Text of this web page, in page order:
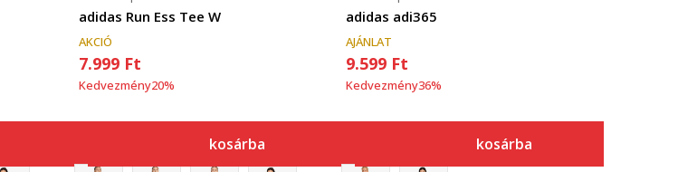
adidas Run Ess Tee W
AKCIÓ
7.999 Ft
Kedvezmény20%
kosárba
adidas adi365
AJÁNLAT
9.599 Ft
Kedvezmény36%
kosárba